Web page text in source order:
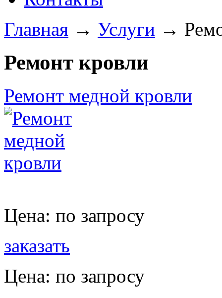
Главная → Услуги →
Ремонт кровли
Ремонт медной кровли
Цена: по запросу
заказать
Цена: по запросу